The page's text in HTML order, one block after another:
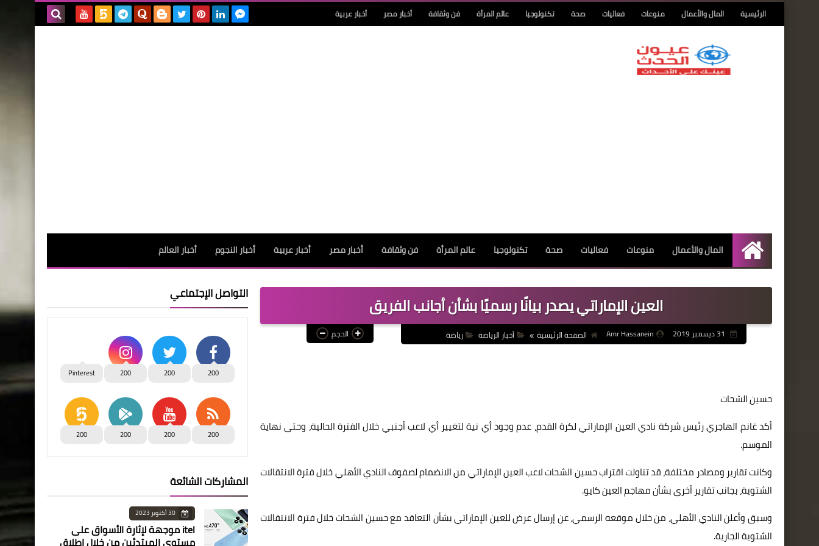
الرئيسية المال والأعمال منوعات فعاليات صحة تكنولوجيا عالم المرأة فن وثقافة أخبار مصر أخبار عربية
الرئيسية
المال والأعمال منوعات فعاليات صحة تكنولوجيا عالم المرأة فن وثقافة أخبار مصر أخبار عربية أخبار النجوم أخبار العالم
العين الإماراتي يصدر بيانًا رسميًا بشأن أجانب الفريق
Amr Hassanein الصفحة الرئيسية أخبار الرياضة رياضة الحجم
حسين الشحات
أكد غانم الهاجري رئيس شركة نادي العين الإماراتي لكرة القدم، عدم وجود أي نية لتغيير أي لاعب أجنبي خلال الفترة الحالية، وحتى نهاية
الموسم.
وكانت تقارير ومصادر مختلفة، قد تناولت اقتراب حسين الشحات لاعب العين الإماراتي من الانضمام لصفوف النادي الأهلي خلال فترة الانتقالات
الشتوية، بجانب تقارير أخرى بشأن مهاجم العين كايو.
وسبق وأعلن النادي الأهلي، من خلال موقعه الرسمي، عن إرسال عرض للعين الإماراتي بشأن التعاقد مع حسين الشحات خلال فترة الانتقالات
الشتوية الجارية.
التواصل الإجتماعي
200
200
200
Pinterest
200
200
200
200
المشاركات الشائعة
30 أكتوبر 2023
itel موجهة لإثارة الأسواق على
مستوى المبتدئين من خلال إطلاق